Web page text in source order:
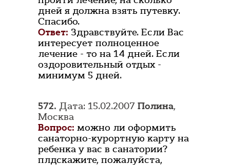
дней я должна взять путевку.
Спасибо.
Ответ: Здравствуйте. Если Вас
интересует полноценное
лечение - то на 14 дней. Если
оздоровительный отдых -
минимум 5 дней.
572. Дата: 15.02.2007 Полина,
Москва
Вопрос: можно ли оформить
санаторно-курортную карту на
ребенка у вас в санатории?
плдскажите, пожалуйста,